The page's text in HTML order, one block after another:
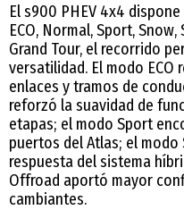
El s900 PHEV 4x4
ECO, Normal, Sport,
Grand Tour, el recorrido
versatilidad. El modo
enlaces y tramos de
reforzó la suavidad de
etapas; el modo Sport
puertos del Atlas; el
respuesta del sistema
Offroad aportó mayor
cambiantes.